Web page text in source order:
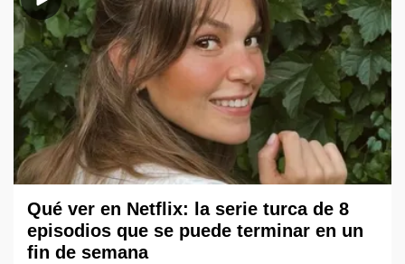
Qué ver en Netflix: la serie turca de 8
episodios que se puede terminar en un
fin de semana